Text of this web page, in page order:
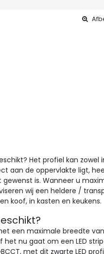
Het profiel kan zowel
aan de oppervlakte ligt,
is. Wanneer u
wij een heldere /
koof, in kasten en keukens.
een maximale breedte
nu gaat om een LED
met dit zwarte LED